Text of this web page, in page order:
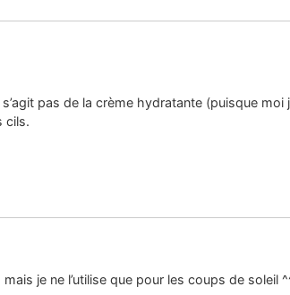
pas de la crème hydratante (puisque
cils.
je ne l’utilise que pour les coups de